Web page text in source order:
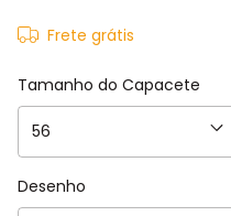
Frete grátis
Tamanho do Capacete
Desenho